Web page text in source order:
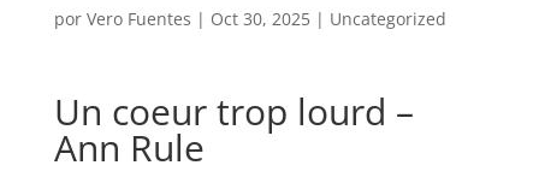
por Vero Fuentes | Oct 30, 2025| Uncategorized
Un coeur trop lourd –
Ann Rule